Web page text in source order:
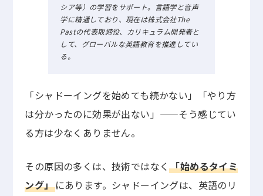
シア等）の学習をサポート。言語学と音声
学に精通しており、現在は株式会社The
Pastの代表取締役、カリキュラム開発者と
して、グローバルな英語教育を推進してい
る。
「シャドーイングを始めても続かない」「やり方
は分かったのに効果が出ない」——そう感じてい
る方は少なくありません。
その原因の多くは、技術ではなく「始めるタイミ
ング」にあります。シャドーイングは、英語のリ